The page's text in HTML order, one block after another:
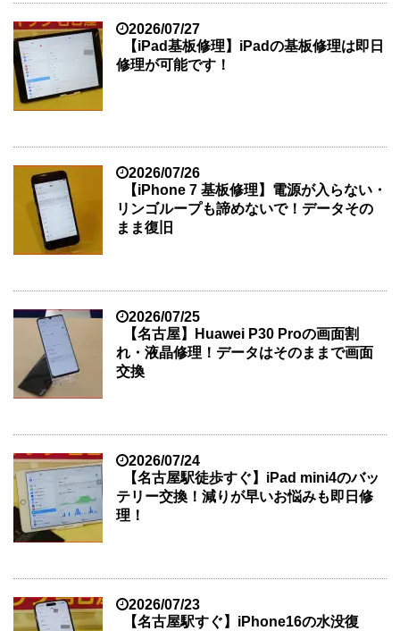
2026/07/27
【iPad基板修理】iPadの基板修理は即日
修理が可能です！
2026/07/26
【iPhone 7 基板修理】電源が入らない・
リンゴループも諦めないで！データその
まま復旧
2026/07/25
【名古屋】Huawei P30 Proの画面割
れ・液晶修理！データはそのままで画面
交換
2026/07/24
【名古屋駅徒歩すぐ】iPad mini4のバッ
テリー交換！減りが早いお悩みも即日修
理！
2026/07/23
【名古屋駅すぐ】iPhone16の水没復